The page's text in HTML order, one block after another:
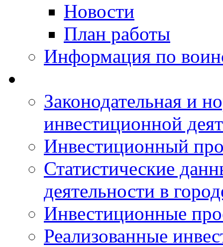
Новости
План работы
Информация по
Законодательная и
инвестиционной
Инвестиционный
Статистические
деятельности в
Инвестиционные
Реализованные